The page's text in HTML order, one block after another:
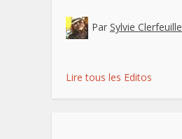
Par Sylvie Clerfeuille
Lire tous les Editos